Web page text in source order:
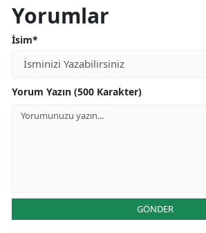
Yorumlar
İsim*
Yorum Yazın (500 Karakter)
GÖNDER